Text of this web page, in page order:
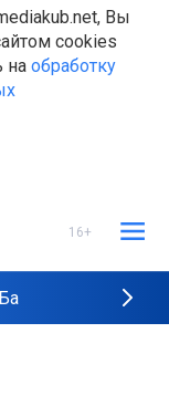
Вы
cookies
на обработку
16+